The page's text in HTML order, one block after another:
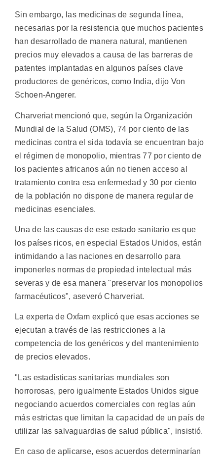
Sin embargo, las medicinas de segunda línea,
necesarias por la resistencia que muchos pacientes
han desarrollado de manera natural, mantienen
precios muy elevados a causa de las barreras de
patentes implantadas en algunos países clave
productores de genéricos, como India, dijo Von
Schoen-Angerer.
Charveriat mencionó que, según la Organización
Mundial de la Salud (OMS), 74 por ciento de las
medicinas contra el sida todavía se encuentran bajo
el régimen de monopolio, mientras 77 por ciento de
los pacientes africanos aún no tienen acceso al
tratamiento contra esa enfermedad y 30 por ciento
de la población no dispone de manera regular de
medicinas esenciales.
Una de las causas de ese estado sanitario es que
los países ricos, en especial Estados Unidos, están
intimidando a las naciones en desarrollo para
imponerles normas de propiedad intelectual más
severas y de esa manera "preservar los monopolios
farmacéuticos", aseveró Charveriat.
La experta de Oxfam explicó que esas acciones se
ejecutan a través de las restricciones a la
competencia de los genéricos y del mantenimiento
de precios elevados.
"Las estadísticas sanitarias mundiales son
horrorosas, pero igualmente Estados Unidos sigue
negociando acuerdos comerciales con reglas aún
más estrictas que limitan la capacidad de un país de
utilizar las salvaguardias de salud pública", insistió.
En caso de aplicarse, esos acuerdos determinarían